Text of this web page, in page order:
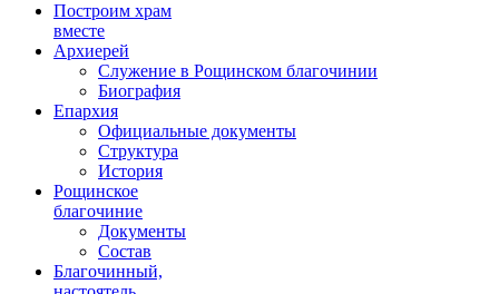
Построим храм
вместе
Архиерей
Служение в Рощинском благочинии
Биография
Епархия
Официальные документы
Структура
История
Рощинское
благочиние
Документы
Состав
Благочинный,